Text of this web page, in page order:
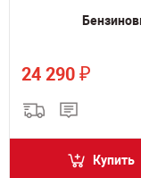
24 290 ₽
Купить